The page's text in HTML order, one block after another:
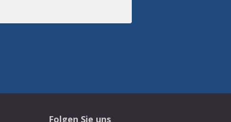
Folgen Sie uns